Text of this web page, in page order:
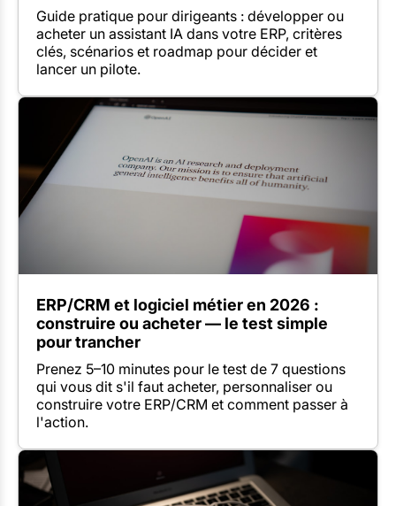
Guide pratique pour dirigeants : développer ou
acheter un assistant IA dans votre ERP, critères
clés, scénarios et roadmap pour décider et
lancer un pilote.
ERP/CRM et logiciel métier en 2026 :
construire ou acheter — le test simple
pour trancher
Prenez 5–10 minutes pour le test de 7 questions
qui vous dit s'il faut acheter, personnaliser ou
construire votre ERP/CRM et comment passer à
l'action.